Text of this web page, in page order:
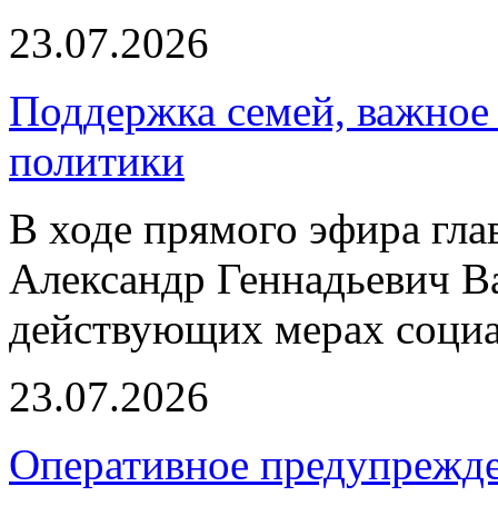
23.07.2026
Поддержка семей,
политики
В ходе прямого эфира
Александр Геннадьевич
действующих мерах
23.07.2026
Оперативное